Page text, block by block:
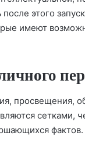
этого
имеют
просвещения,
сетками,
фактов.